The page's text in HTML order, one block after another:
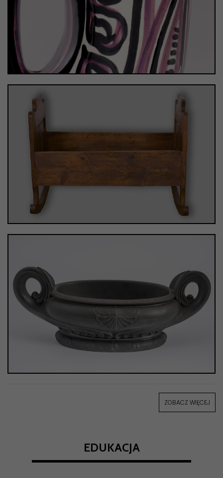
ZOBACZ WIĘCEJ
EDUKACJA